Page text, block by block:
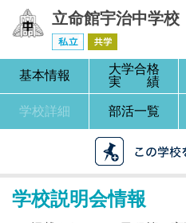
立命館宇治中学校
基本情報
大学合格
実 績
学校詳細 部活一覧
学校説明会情報